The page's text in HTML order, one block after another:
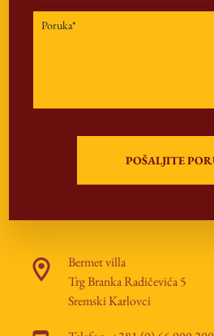
Bermet villa
Trg Branka Radičevića 5
Sremski Karlovci